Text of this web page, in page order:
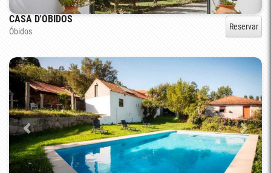
CASA D'ÓBIDOS
Óbidos Reservar